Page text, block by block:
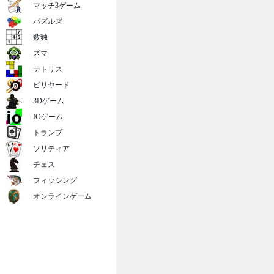
マッチ3ゲーム
パズルズ
数独
ズマ
テトリス
ビリヤード
3Dゲーム
IOゲーム
トランプ
ソリティア
チェス
フィッシング
オンラインゲーム